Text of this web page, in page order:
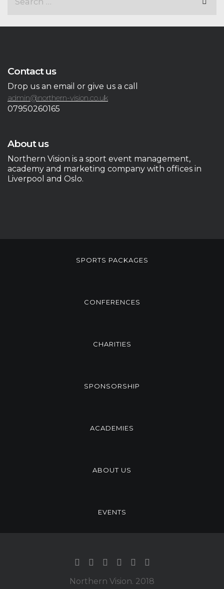
Contact us
Drop us an email or give us a call
admin@northern-vision.co.uk
07950260165
About us
Northern Vision is a sport event management,
academy and marketing company with offices in
Liverpool and Oslo.
SPORTS PACKAGES
CONFERENCES
CHARITIES
SPONSORSHIP
ACADEMIES
ABOUT US
EVENTS
Northern Vision. 2018